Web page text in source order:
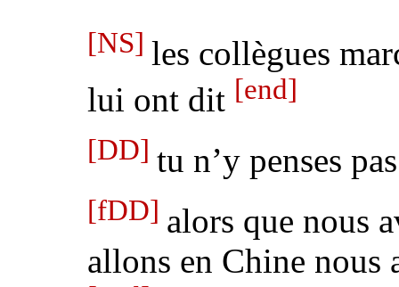
[NS] les collègues
lui ont dit [end]
[DD] tu n’y penses pas
[fDD] alors que nous
allons en Chine nous